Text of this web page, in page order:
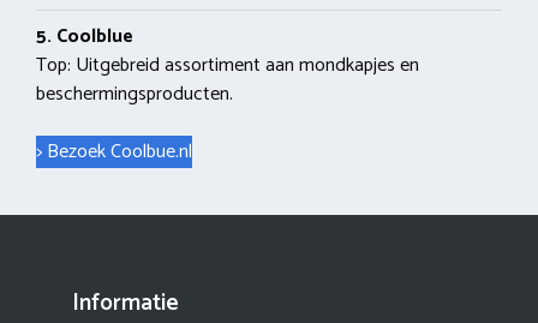
5. Coolblue
Top: Uitgebreid assortiment aan mondkapjes en
beschermingsproducten.
> Bezoek Coolbue.nl
Informatie